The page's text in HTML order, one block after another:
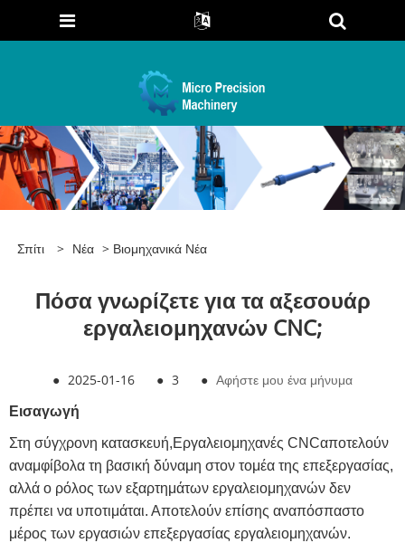
Σπίτι > Νέα > Βιομηχανικά Νέα
Πόσα γνωρίζετε για τα αξεσουάρ
εργαλειομηχανών CNC;
● 2025-01-16 ● 3 ● Αφήστε μου ένα μήνυμα
Εισαγωγή
Στη σύγχρονη κατασκευή,Εργαλειομηχανές CNCαποτελούν
αναμφίβολα τη βασική δύναμη στον τομέα της επεξεργασίας,
αλλά ο ρόλος των εξαρτημάτων εργαλειομηχανών δεν
πρέπει να υποτιμάται. Αποτελούν επίσης αναπόσπαστο
μέρος των εργασιών επεξεργασίας εργαλειομηχανών.